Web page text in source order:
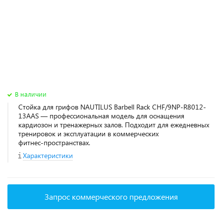
В наличии
Стойка для грифов NAUTILUS Barbell Rack CHF/9NP-R8012-
13AAS — профессиональная модель для оснащения
кардиозон и тренажерных залов. Подходит для ежедневных
тренировок и эксплуатации в коммерческих
фитнес‑пространствах.
Характеристики
Запрос коммерческого предложения